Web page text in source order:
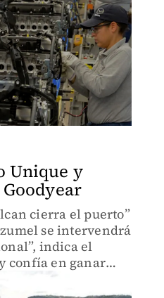
Unique y
cierra el puerto”
se intervendrá
indica el
confía en ganar